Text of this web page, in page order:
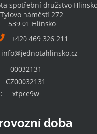
spotřební družstvo Hlinsko
Tylovo náměstí 272
539 01 Hlinsko
+420 469 326 211
info@jednotahlinsko.cz
00032131
CZ00032131
xtpce9w
doba